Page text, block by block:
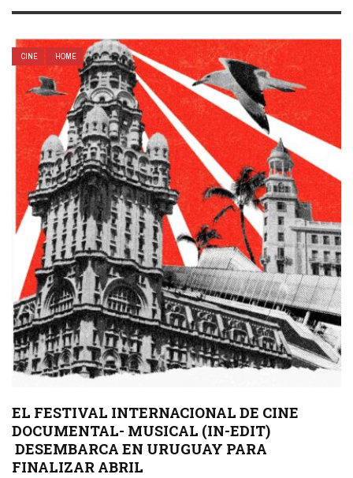
CINE HOME
EL FESTIVAL INTERNACIONAL DE CINE
DOCUMENTAL- MUSICAL (IN-EDIT)
DESEMBARCA EN URUGUAY PARA
FINALIZAR ABRIL